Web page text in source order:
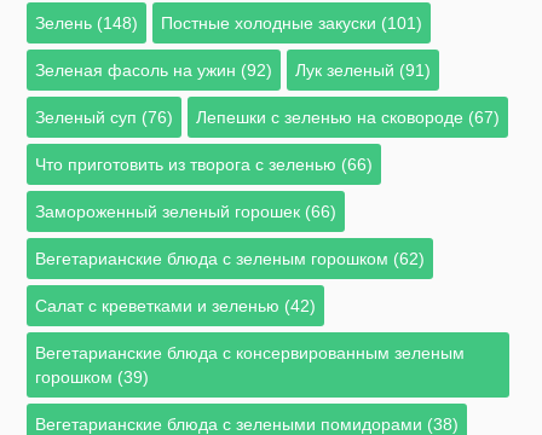
Зелень (148) Постные холодные закуски (101)
Зеленая фасоль на ужин (92) Лук зеленый (91)
Зеленый суп (76) Лепешки с зеленью на сковороде (67)
Что приготовить из творога с зеленью (66)
Замороженный зеленый горошек (66)
Вегетарианские блюда с зеленым горошком (62)
Салат с креветками и зеленью (42)
Вегетарианские блюда с консервированным зеленым
горошком (39)
Вегетарианские блюда с зелеными помидорами (38)